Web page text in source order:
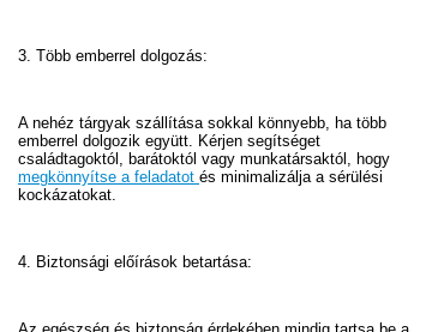
3. Több emberrel dolgozás:
A nehéz tárgyak szállítása sokkal könnyebb, ha több
emberrel dolgozik együtt. Kérjen segítséget
családtagoktól, barátoktól vagy munkatársaktól, hogy
megkönnyítse a feladatot és minimalizálja a sérülési
kockázatokat.
4. Biztonsági előírások betartása: